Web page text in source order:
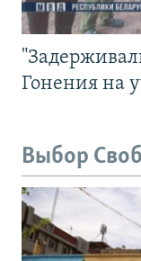
Гонения на
Выбор